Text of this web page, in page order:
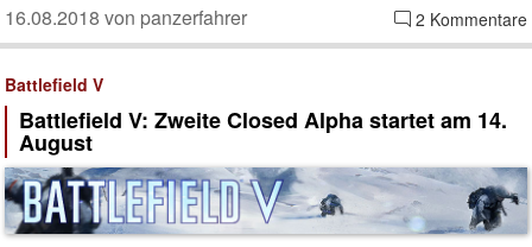
2 Kommentare
16.08.2018 von panzerfahrer
Battlefield V
Battlefield V: Zweite Closed Alpha startet am 14.
August